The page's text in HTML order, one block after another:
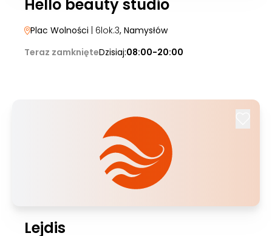
Hello beauty studio
Plac Wolności | 6lok.3, Namysłów
Teraz zamknięteDzisiaj:08:00-20:00
Lejdis